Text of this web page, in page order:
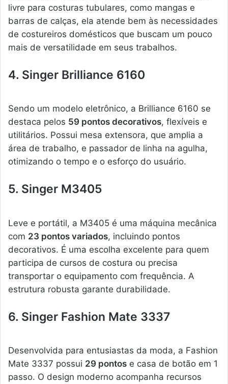
livre para costuras tubulares, como mangas e
barras de calças, ela atende bem às necessidades
de costureiros domésticos que buscam um pouco
mais de versatilidade em seus trabalhos.
4. Singer Brilliance 6160
Sendo um modelo eletrônico, a Brilliance 6160 se
destaca pelos 59 pontos decorativos, flexíveis e
utilitários. Possui mesa extensora, que amplia a
área de trabalho, e passador de linha na agulha,
otimizando o tempo e o esforço do usuário.
5. Singer M3405
Leve e portátil, a M3405 é uma máquina mecânica
com 23 pontos variados, incluindo pontos
decorativos. É uma escolha excelente para quem
participa de cursos de costura ou precisa
transportar o equipamento com frequência. A
estrutura robusta garante durabilidade.
6. Singer Fashion Mate 3337
Desenvolvida para entusiastas da moda, a Fashion
Mate 3337 possui 29 pontos e casa de botão em 1
passo. O design moderno acompanha recursos